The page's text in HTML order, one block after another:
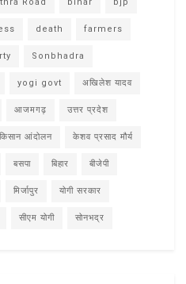
death farmers
Sonbhadra
yogi govt अखिलेश यादव
आजमगढ़ उत्तर प्रदेश
किसान आंदोलन केशव प्रसाद मौर्य
बसपा बिहार बीजेपी
मिर्जापुर योगी सरकार
सीएम योगी सोनभद्र